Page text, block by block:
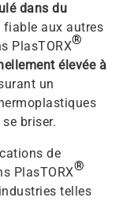
dans du
aux autres
PlasTORX®
élevée à
un
briser.
de
PlasTORX®
telles